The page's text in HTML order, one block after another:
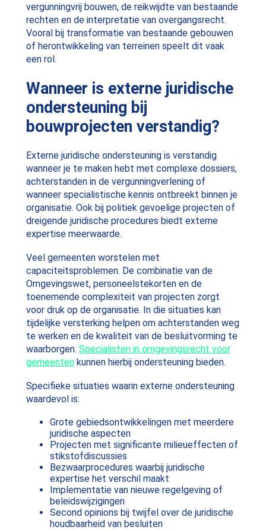
vergunningvrij bouwen, de reikwijdte van bestaande
rechten en de interpretatie van overgangsrecht.
Vooral bij transformatie van bestaande gebouwen
of herontwikkeling van terreinen speelt dit vaak
een rol.
Wanneer is externe juridische
ondersteuning bij
bouwprojecten verstandig?
Externe juridische ondersteuning is verstandig
wanneer je te maken hebt met complexe dossiers,
achterstanden in de vergunningverlening of
wanneer specialistische kennis ontbreekt binnen je
organisatie. Ook bij politiek gevoelige projecten of
dreigende juridische procedures biedt externe
expertise meerwaarde.
Veel gemeenten worstelen met
capaciteitsproblemen. De combinatie van de
Omgevingswet, personeelstekorten en de
toenemende complexiteit van projecten zorgt
voor druk op de organisatie. In die situaties kan
tijdelijke versterking helpen om achterstanden weg
te werken en de kwaliteit van de besluitvorming te
waarborgen. Specialisten in omgevingsrecht voor
gemeentenkunnen hierbij ondersteuning bieden.
Specifieke situaties waarin externe ondersteuning
waardevol is:
Grote gebiedsontwikkelingen met meerdere
juridische aspecten
Projecten met significante milieueffecten of
stikstofdiscussies
Bezwaarprocedures waarbij juridische
expertise het verschil maakt
Implementatie van nieuwe regelgeving of
beleidswijzigingen
Second opinions bij twijfel over de juridische
houdbaarheid van besluiten